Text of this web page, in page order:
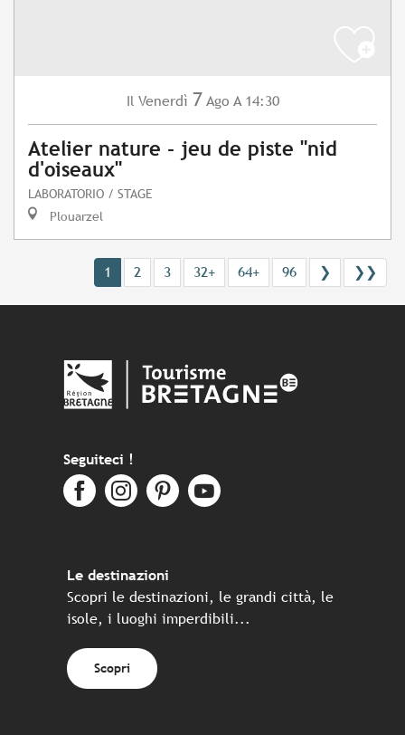
Il Venerdì 7 Ago A 14:30
Atelier nature - jeu de piste "nid
d'oiseaux"
LABORATORIO / STAGE
Plouarzel
1 2 3 32+ 64+ 96 ❯ ❯❯
Seguiteci !
Le destinazioni
Scopri le destinazioni, le grandi città, le
isole, i luoghi imperdibili...
Scopri